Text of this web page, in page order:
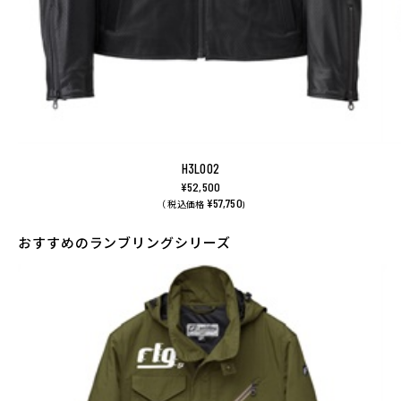
H3L002
¥52,500
（ 税込価格 ¥57,750)
おすすめのランブリングシリーズ